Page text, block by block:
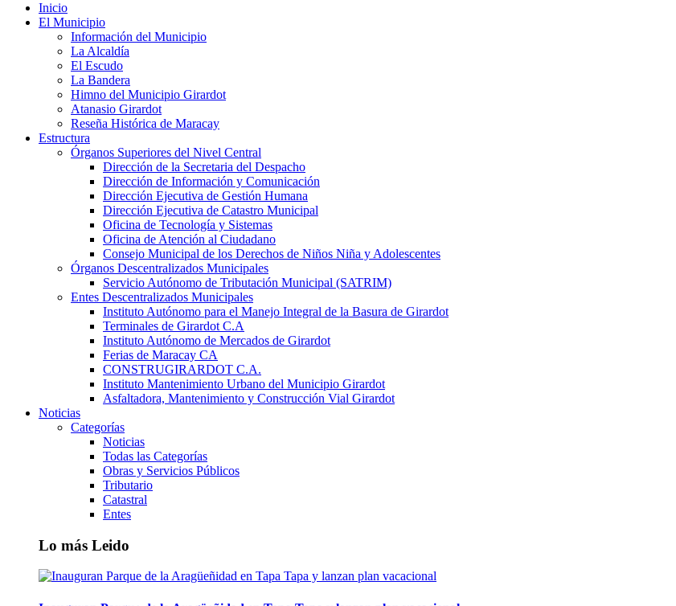
Inicio
El Municipio
Información del Municipio
La Alcaldía
El Escudo
La Bandera
Himno del Municipio Girardot
Atanasio Girardot
Reseña Histórica de Maracay
Estructura
Órganos Superiores del Nivel Central
Dirección de la Secretaria del Despacho
Dirección de Información y Comunicación
Dirección Ejecutiva de Gestión Humana
Dirección Ejecutiva de Catastro Municipal
Oficina de Tecnología y Sistemas
Oficina de Atención al Ciudadano
Consejo Municipal de los Derechos de Niños Niña y Adolescentes
Órganos Descentralizados Municipales
Servicio Autónomo de Tributación Municipal (SATRIM)
Entes Descentralizados Municipales
Instituto Autónomo para el Manejo Integral de la Basura de Girardot
Terminales de Girardot C.A
Instituto Autónomo de Mercados de Girardot
Ferias de Maracay CA
CONSTRUGIRARDOT C.A.
Instituto Mantenimiento Urbano del Municipio Girardot
Asfaltadora, Mantenimiento y Construcción Vial Girardot
Noticias
Categorías
Noticias
Todas las Categorías
Obras y Servicios Públicos
Tributario
Catastral
Entes
Lo más Leido